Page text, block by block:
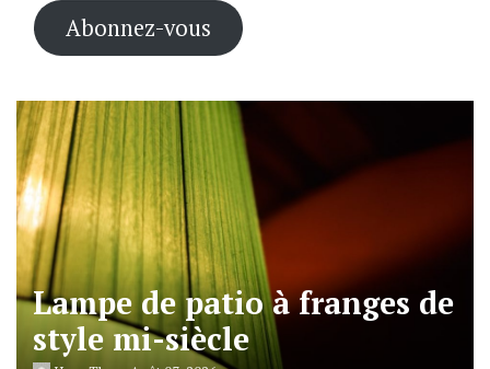
Abonnez-vous
Lampe de patio à franges de
style mi-siècle